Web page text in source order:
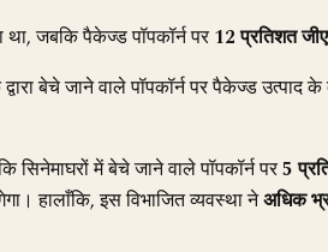
जबकि पैकेज्ड पॉपकॉर्न पर12 प्रतिशत
बेचे जाने वाले पॉपकॉर्न पर पैकेज्ड उत्पाद
सिनेमाघरों में बेचे जाने वाले पॉपकॉर्न पर5
हालाँकि, इस विभाजित व्यवस्था नेअधिक